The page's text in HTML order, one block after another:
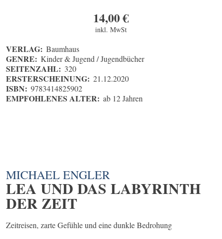
14,00€
inkl. MwSt
VERLAG: Baumhaus
GENRE: Kinder & Jugend / Jugendbücher
SEITENZAHL: 320
ERSTERSCHEINUNG: 21.12.2020
ISBN: 9783414825902
EMPFOHLENES ALTER: ab 12 Jahren
MICHAEL ENGLER
LEA UND DAS LABYRINTH
DER ZEIT
Zeitreisen, zarte Gefühle und eine dunkle Bedrohung